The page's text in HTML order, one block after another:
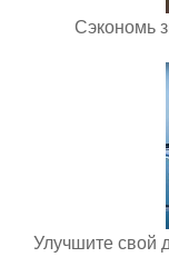
Сэкономь
Улучшите свой